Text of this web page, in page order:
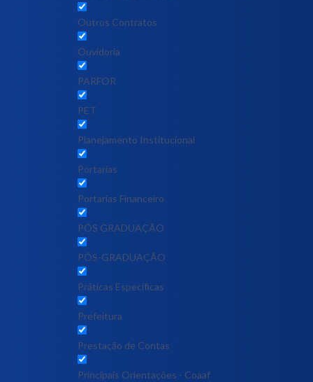
Outros Contratos
Ouvidoria
PARFOR
PET
Planejamento Institucional
Portarias
Portarias Financeiro
PÓS GRADUAÇÃO
PÓS-GRADUAÇÃO
Práticas Específicas
Prefeitura
Prestação de Contas
Principais Orientações - Coaaf